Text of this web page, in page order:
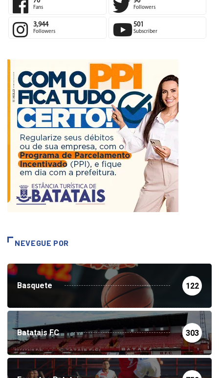
70 90
3,944 501
NEVEGUE POR
Basquete 122
Batatais FC 303